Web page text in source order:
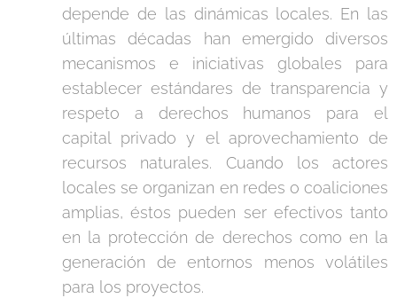
depende de las dinámicas locales. En las
últimas décadas han emergido diversos
mecanismos e iniciativas globales para
establecer estándares de transparencia y
respeto a derechos humanos para el
capital privado y el aprovechamiento de
recursos naturales. Cuando los actores
locales se organizan en redes o coaliciones
amplias, éstos pueden ser efectivos tanto
en la protección de derechos como en la
generación de entornos menos volátiles
para los proyectos.